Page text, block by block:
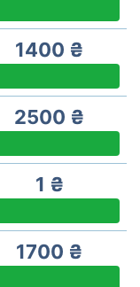
1400 ₴
2500 ₴
1 ₴
1700 ₴